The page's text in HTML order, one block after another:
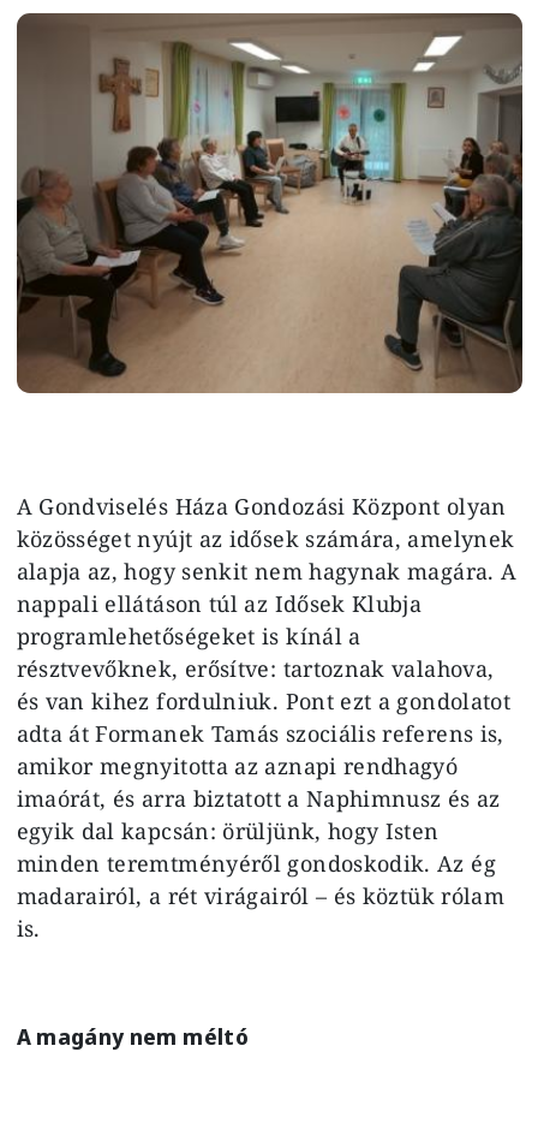
Image
A Gondviselés Háza Gondozási Központ olyan
közösséget nyújt az idősek számára, amelynek
alapja az, hogy senkit nem hagynak magára. A
nappali ellátáson túl az Idősek Klubja
programlehetőségeket is kínál a
résztvevőknek, erősítve: tartoznak valahova,
és van kihez fordulniuk. Pont ezt a gondolatot
adta át Formanek Tamás szociális referens is,
amikor megnyitotta az aznapi rendhagyó
imaórát, és arra biztatott a Naphimnusz és az
egyik dal kapcsán: örüljünk, hogy Isten
minden teremtményéről gondoskodik. Az ég
madarairól, a rét virágairól – és köztük rólam
is.
A magány nem méltó